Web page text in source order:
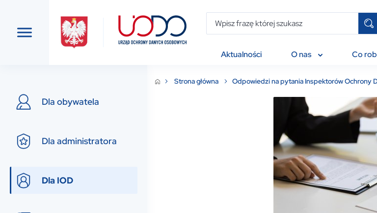
Aktualności O nas Co
Dla obywatela
Dla administratora
Dla IOD
Strona główna Odpowiedzi na pytania Inspektorów Ochrony